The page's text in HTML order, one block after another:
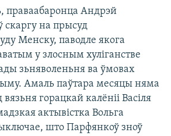
праваабаронца Андрэй
скаргу на прысуд
Менску, паводле якога
у злосным хуліганстве
зьняволеньня ва ўмовах
Амаль паўтара месяцы няма
вязьня горацкай калёніі Васіля
актывістка Вольга
што Парфянкоў зноў